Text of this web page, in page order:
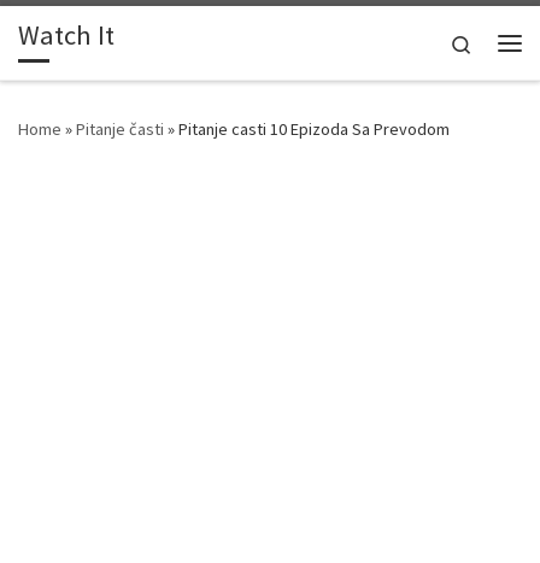
Skip to content
Watch It
Search
Home »Pitanje časti »Pitanje casti 10 Epizoda Sa Prevodom